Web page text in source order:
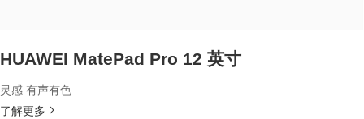
HUAWEI MatePad Pro 12 英寸
灵感 有声有色
了解更多